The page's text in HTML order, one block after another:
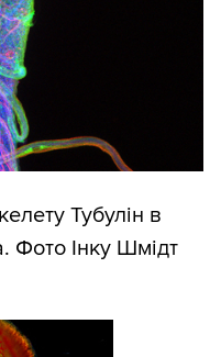
Тубулін в
Фото Інку Шмідт